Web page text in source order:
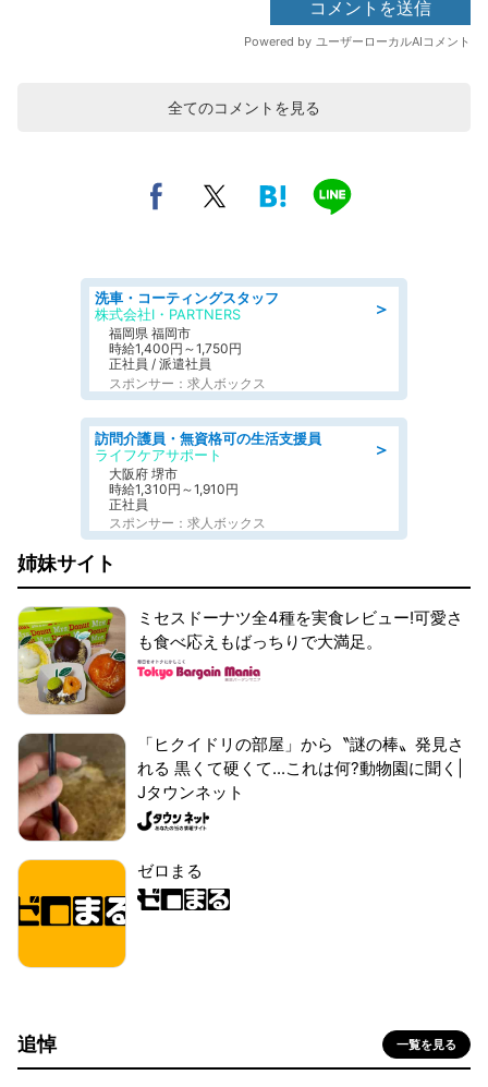
全てのコメントを見る
＞
洗車・コーティングスタッフ
株式会社I・PARTNERS
福岡県 福岡市
時給1,400円～1,750円
正社員 / 派遣社員
スポンサー：求人ボックス
＞
訪問介護員・無資格可の生活支援員
ライフケアサポート
大阪府 堺市
時給1,310円～1,910円
正社員
スポンサー：求人ボックス
姉妹サイト
ミセスドーナツ全4種を実食レビュー!可愛さ
も食べ応えもばっちりで大満足。
「ヒクイドリの部屋」から〝謎の棒〟発見さ
れる 黒くて硬くて...これは何?動物園に聞く|
Jタウンネット
ゼロまる
追悼 一覧を見る